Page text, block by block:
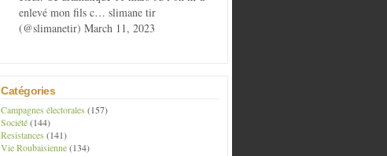
enlevé mon fils c… slimane tir
(@slimanetir) March 11, 2023
Catégories
Campagnes électorales (157)
Société(144)
Resistances (141)
Vie Roubaisienne(134)